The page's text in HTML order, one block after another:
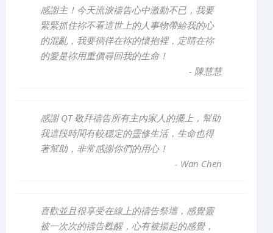
感謝主！今天流淚禱告心中激動不已，我要
緊緊抓住祢不看這世上的人事物帶給我的心
的混亂，我要徜徉在祢的懷抱裡，定睛在祢
的愛是祢用重價尋回我的生命！
- 陳慧慧
感謝 QT 敬拜禱告所有主內家人的擺上，幫助
我這段時間有較穩定的靈修生活，生命也得
著幫助，非常感謝你們的用心！
- Wan Chen
喜歡並且很享受在線上的禱告祭壇，感覺靈
被一次次的禱告甦醒，心有被揚起的感覺，